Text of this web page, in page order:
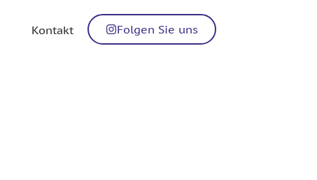
Kontakt Folgen Sie uns